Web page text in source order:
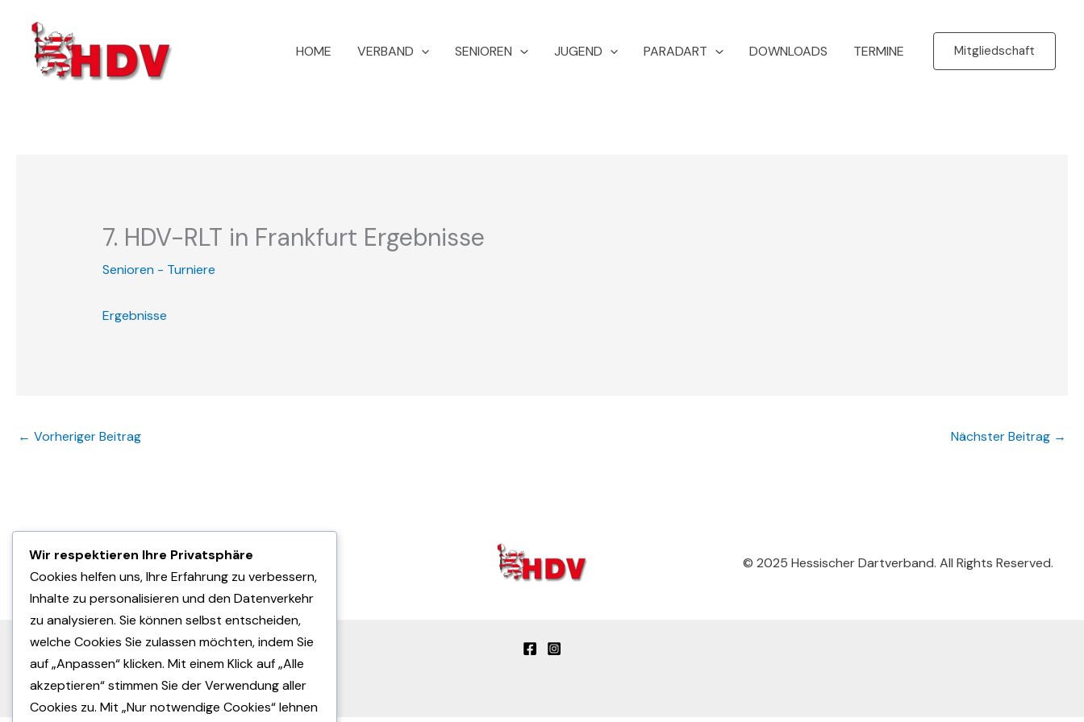
springen
HOME VERBAND SENIOREN JUGEND PARADART DOWNLOADS TERMINE Mitgliedschaft
7. HDV-RLT in Frankfurt Ergebnisse
Senioren - Turniere
Ergebnisse
← Vorheriger Beitrag Nächster Beitrag →
Deutscher Dart Verband
Datenschutzerklärung
Impressum
© 2025 Hessischer Dartverband. All Rights Reserved.
Wir respektieren Ihre Privatsphäre
Cookies helfen uns, Ihre Erfahrung zu verbessern,
Inhalte zu personalisieren und den Datenverkehr
zu analysieren. Sie können selbst entscheiden,
welche Cookies Sie zulassen möchten, indem Sie
auf „Anpassen“ klicken. Mit einem Klick auf „Alle
akzeptieren“ stimmen Sie der Verwendung aller
Cookies zu. Mit „Nur notwendige Cookies“ lehnen